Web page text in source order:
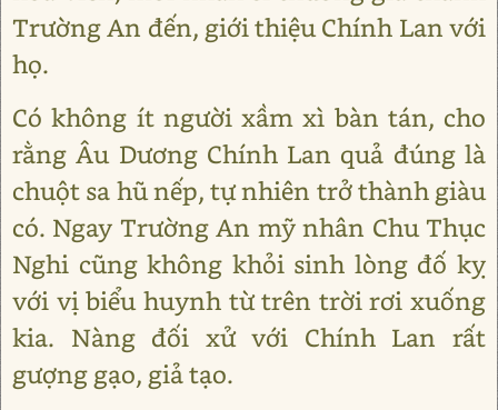
Trường An đến, giới thiệu Chính Lan với
họ.
Có không ít người xầm xì bàn tán, cho
rằng Âu Dương Chính Lan quả đúng là
chuột sa hũ nếp, tự nhiên trở thành giàu
có. Ngay Trường An mỹ nhân Chu Thục
Nghi cũng không khỏi sinh lòng đố kỵ
với vị biểu huynh từ trên trời rơi xuống
kia. Nàng đối xử với Chính Lan rất
gượng gạo, giả tạo.